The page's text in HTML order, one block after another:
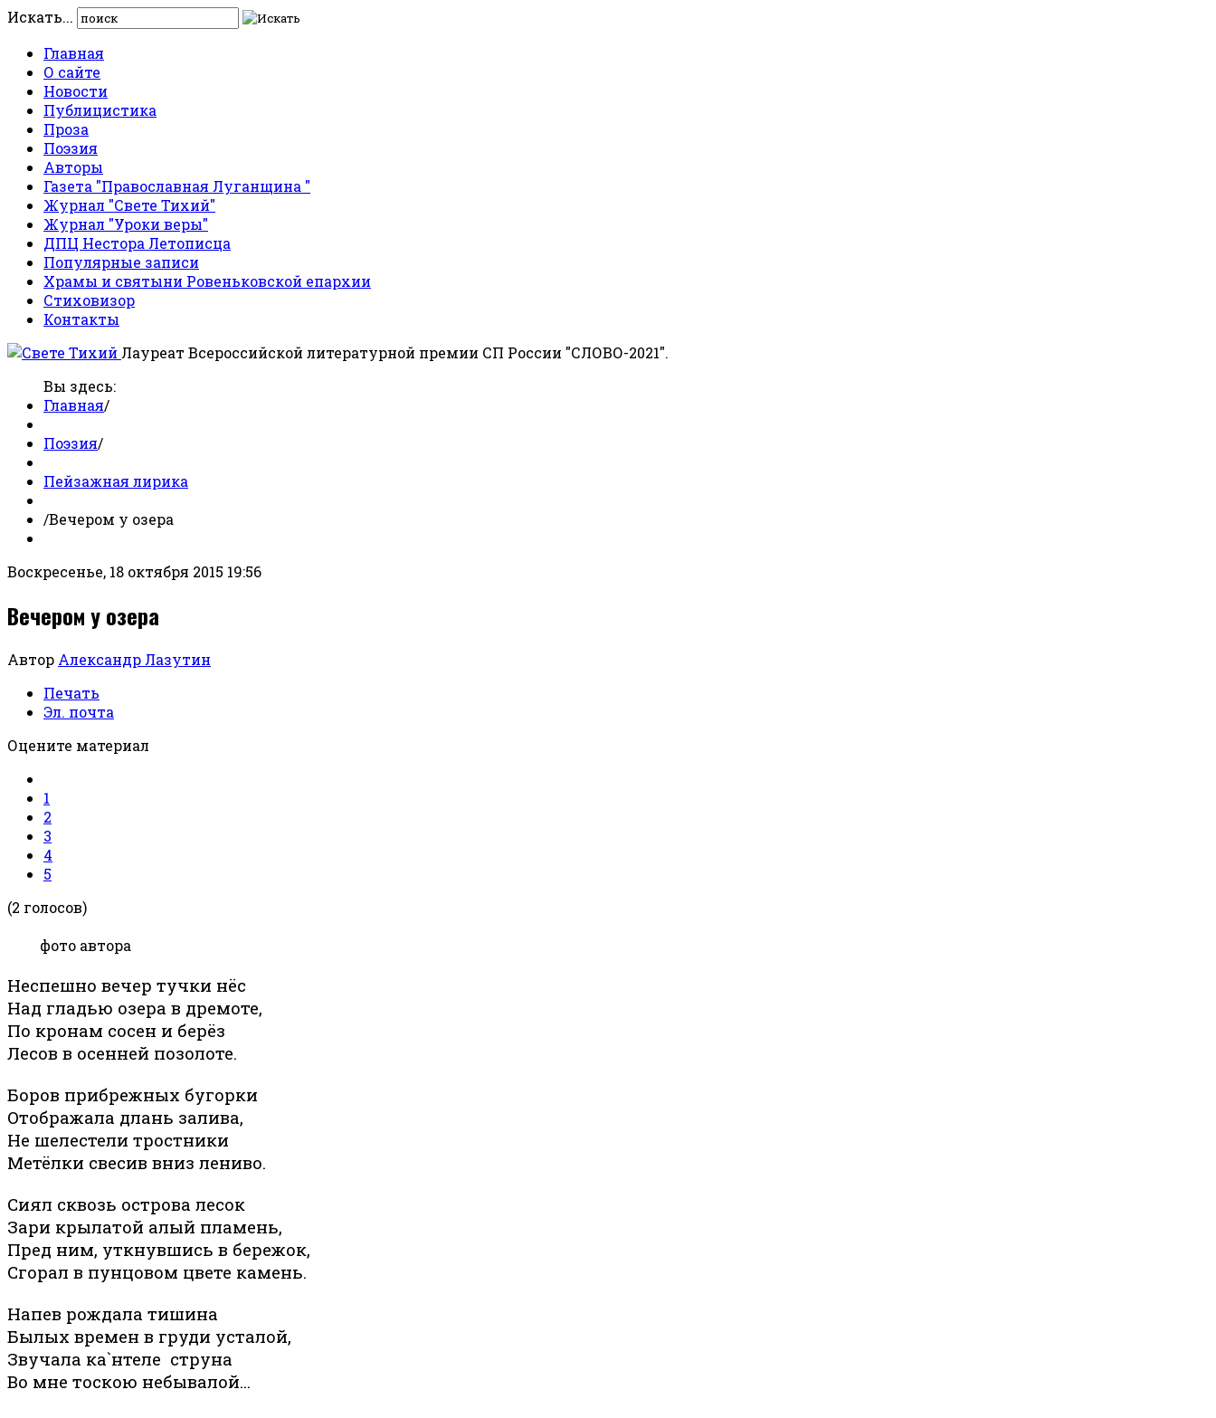
Искать...
Главная
О сайте
Новости
Публицистика
Проза
Поэзия
Авторы
Газета "Православная Луганщина "
Журнал "Свете Тихий"
Журнал "Уроки веры"
ДПЦ Нестора Летописца
Популярные записи
Храмы и святыни Ровеньковской епархии
Стиховизор
Контакты
Лауреат Всероссийской литературной премии СП России "СЛОВО-2021".
Вы здесь:
Главная/
Поэзия/
Пейзажная лирика
/Вечером у озера
Воскресенье, 18 октября 2015 19:56
Вечером у озера
Автор Александр Лазутин
Печать
Эл. почта
Оцените материал
1
2
3
4
5
(2 голосов)
фото автора
Неспешно вечер тучки нёс
Над гладью озера в дремоте,
По кронам сосен и берёз
Лесов в осенней позолоте.
Боров прибрежных бугорки
Отображала длань залива,
Не шелестели тростники
Метёлки свесив вниз лениво.
Сиял сквозь острова лесок
Зари крылатой алый пламень,
Пред ним, уткнувшись в бережок,
Сгорал в пунцовом цвете камень.
Напев рождала тишина
Былых времен в груди усталой,
Звучала ка`нтеле струна
Во мне тоскою небывалой...